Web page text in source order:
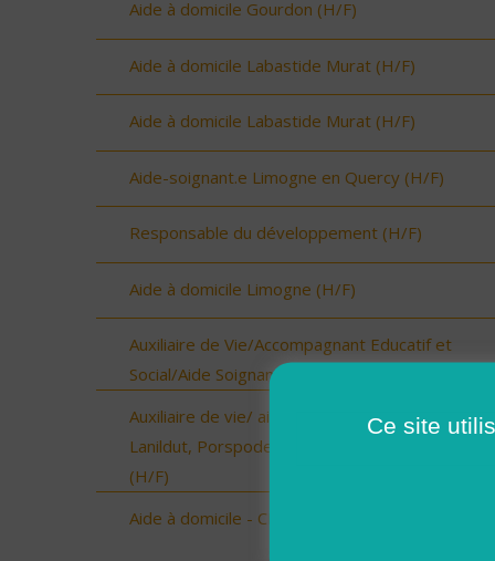
Aide à domicile Gourdon (H/F)
Aide à domicile Labastide Murat (H/F)
Aide à domicile Labastide Murat (H/F)
Aide-soignant.e Limogne en Quercy (H/F)
Responsable du développement (H/F)
Aide à domicile Limogne (H/F)
Auxiliaire de Vie/Accompagnant Educatif et
Social/Aide Soignant sur ROSCOFF (H/F)
Auxiliaire de vie/ aide à domicile - Plourin, Brélès,
Lanildut, Porspoder, Landunvez - CDI ou CDD
(H/F)
Aide à domicile - CDD ou CDI - St Renan (H/F)
Ce site